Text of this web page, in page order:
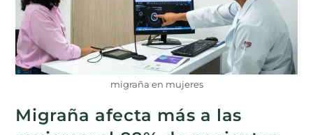
migraña en mujeres
Migraña afecta más a las